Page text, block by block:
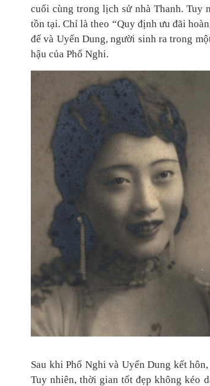
cuối cùng trong lịch sử nhà Thanh. Tuy
tồn tại. Chỉ là theo “Quy định ưu đãi
đế và Uyển Dung, người sinh ra trong
hậu của Phổ Nghi.
Sau khi Phổ Nghi và Uyển Dung kết
Tuy nhiên, thời gian tốt đẹp không kéo